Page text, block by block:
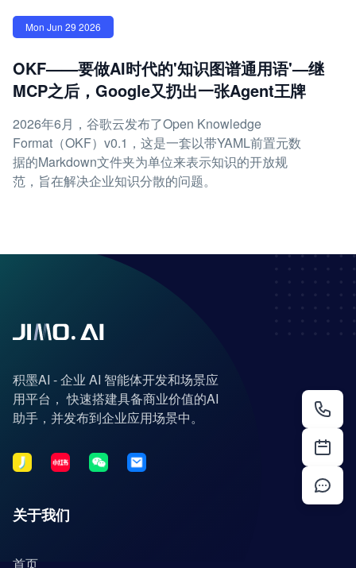
Mon Jun 29 2026
OKF——要做AI时代的'知识图谱通用语'—继
MCP之后，Google又扔出一张Agent王牌
2026年6月，谷歌云发布了Open Knowledge
Format（OKF）v0.1，这是一套以带YAML前置元数
据的Markdown文件夹为单位来表示知识的开放规
范，旨在解决企业知识分散的问题。
积墨AI - 企业 AI 智能体开发和场景应
用平台， 快速搭建具备商业价值的AI
助手，并发布到企业应用场景中。
关于我们
首页